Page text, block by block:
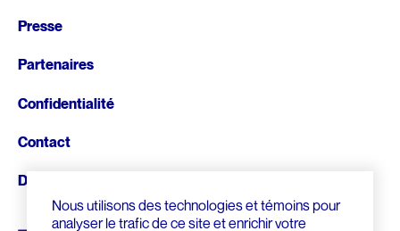
Nous utilisons des technologies et témoins pour
analyser le trafic de ce site et enrichir votre
page
Presse
Partenaires
Confidentialité
Contact
Donnez